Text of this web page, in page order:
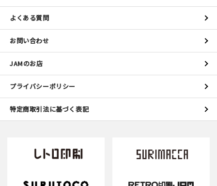
よくある質問
お問い合わせ
JAMのお店
プライバシーポリシー
特定商取引法に基づく表記